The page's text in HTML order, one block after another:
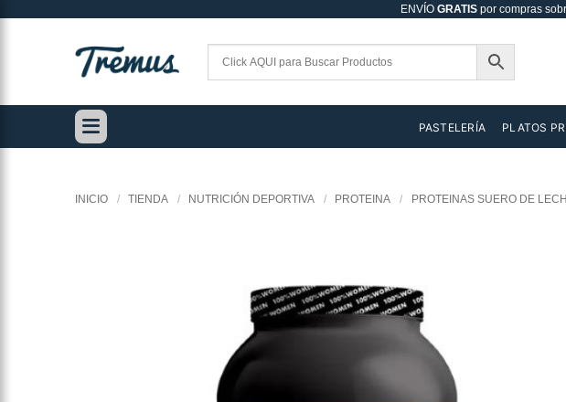
ENVÍO GRATISpor compras
PASTELERÍA PLATOS
INICIO / TIENDA / NUTRICIÓN DEPORTIVA / PROTEINA / PROTEINAS SUERO DE